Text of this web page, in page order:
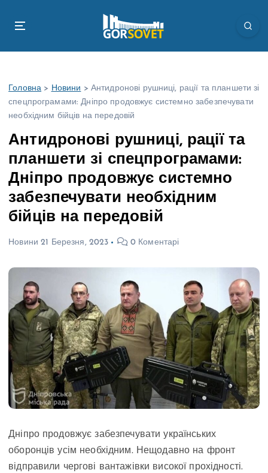
Головна > Новини > Антидронові рушниці, рації та планшети зі
спецпрограмами: Дніпро продовжує системно забезпечувати
необхідним бійців на передовій
Антидронові рушниці, рації та
планшети зі спецпрограмами:
Дніпро продовжує системно
забезпечувати необхідним
бійців на передовій
Новини 21 Березня, 2023 0 Коментарі
Дніпро продовжує забезпечувати українських
оборонців усім необхідним. Нещодавно на фронт
відправили чергові вантажівки високої прохідності.